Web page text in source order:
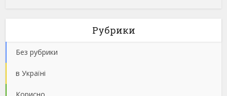
Рубрики
Без рубрики
в Україні